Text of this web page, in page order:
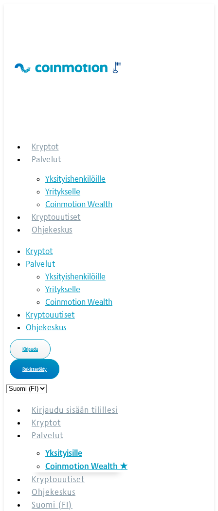
Kryptot
Palvelut
Yksityishenkilöille
Yritykselle
Coinmotion Wealth
Kryptouutiset
Ohjekeskus
Kryptot
Palvelut
Yksityishenkilöille
Yritykselle
Coinmotion Wealth
Kryptouutiset
Ohjekeskus
Kirjaudu
Rekisteröidy
Choose
languageKirjaudu sisään tilillesi
Kryptot
Palvelut
Yksityisille
Coinmotion Wealth ★
Kryptouutiset
Ohjekeskus
Suomi (FI)